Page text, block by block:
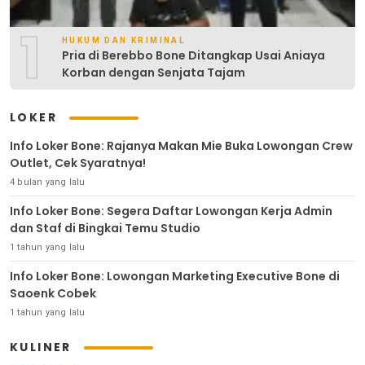
1 HUKUM DAN KRIMINAL
Pria di Berebbo Bone Ditangkap Usai Aniaya
Korban dengan Senjata Tajam
LOKER
Info Loker Bone: Rajanya Makan Mie Buka Lowongan Crew
Outlet, Cek Syaratnya!
4 bulan yang lalu
Info Loker Bone: Segera Daftar Lowongan Kerja Admin
dan Staf di Bingkai Temu Studio
1 tahun yang lalu
Info Loker Bone: Lowongan Marketing Executive Bone di
Saoenk Cobek
1 tahun yang lalu
KULINER